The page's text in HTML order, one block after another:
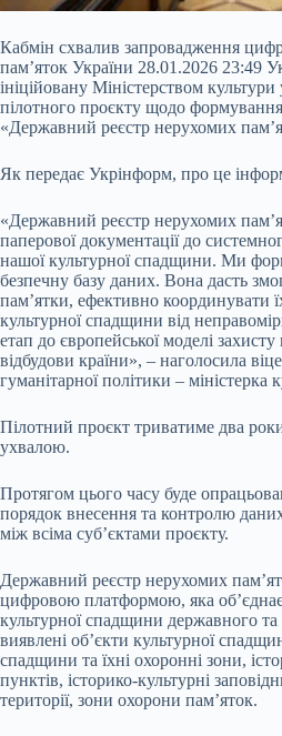
Кабмін схвалив запровадження
пам’яток України 28.01.2026 23:49
ініційовану Міністерством
пілотного проєкту щодо
«Державний реєстр нерухомих
Як передає Укрінформ, про це
«Державний реєстр нерухомих
паперової документації до
нашої культурноїспадщини. Ми
безпечну базу даних. Вона дасть
пам’ятки, ефективно координувати
культурної спадщини від
етап до європейської моделі
відбудови країни», – наголосила
гуманітарної політики – міністерка
Пілотний проєкт триватиме два
ухвалою.
Протягом цього часу буде
порядок внесення та контролю
між всіма суб’єктами проєкту.
Державний реєстр нерухомих
цифровою платформою, яка об’єднає
культурної спадщини державного
виявлені об’єкти культурної
спадщини та їхні охоронні зони,
пунктів, історико-культурні
території, зони охорони пам’яток.